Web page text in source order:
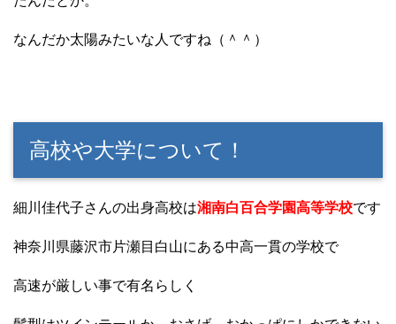
なんだか太陽みたいな人ですね（＾＾）
高校や大学について！
細川佳代子さんの出身高校は湘南白百合学園高等学校です
神奈川県藤沢市片瀬目白山にある中高一貫の学校で
高速が厳しい事で有名らしく